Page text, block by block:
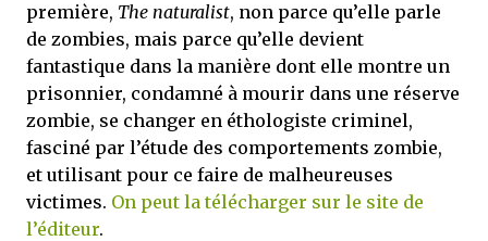
première, The naturalist, non parce qu’elle parle
de zombies, mais parce qu’elle devient
fantastique dans la manière dont elle montre un
prisonnier, condamné à mourir dans une réserve
zombie, se changer en éthologiste criminel,
fasciné par l’étude des comportements zombie,
et utilisant pour ce faire de malheureuses
victimes. On peut la télécharger sur le site de
l’éditeur.